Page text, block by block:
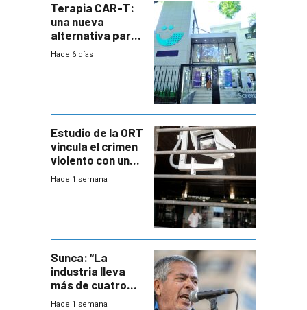
Terapia CAR-T:
una nueva
alternativa para
niños y
Hace 6 días
Estudio de la ORT
vincula el crimen
violento con una
menor creación
Hace 1 semana
Sunca: “La
industria lleva
más de cuatro
meses sin
Hace 1 semana